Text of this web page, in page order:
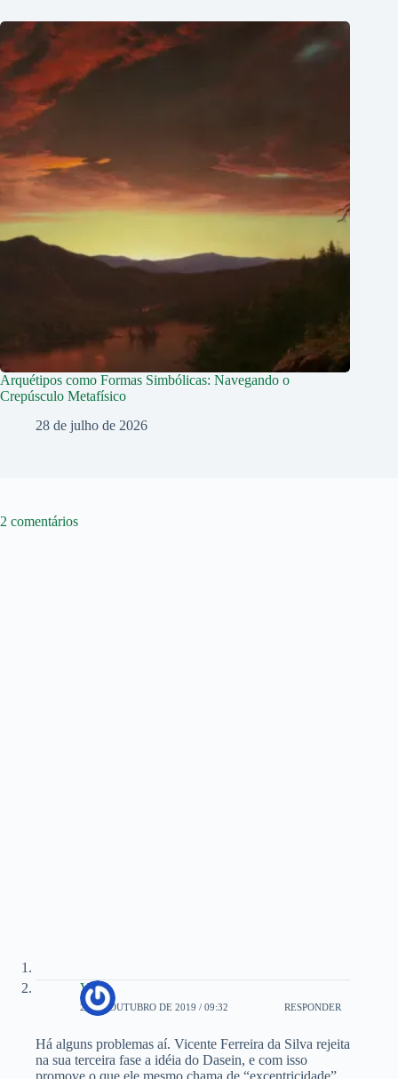
Arquétipos como Formas Simbólicas: Navegando o
Crepúsculo Metafísico
28 de julho de 2026
2 comentários
Vitor
25 DE OUTUBRO DE 2019 / 09:32 RESPONDER
Há alguns problemas aí. Vicente Ferreira da Silva rejeita
na sua terceira fase a idéia do Dasein, e com isso
promove o que ele mesmo chama de “excentricidade”,